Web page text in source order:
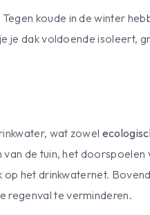
koude in de winter
je dak voldoende isoleert,
wat zowel
de tuin, het doorspoelen
het drinkwaternet.
regenval te verminderen.